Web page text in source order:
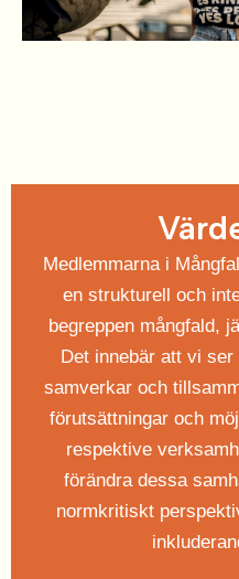
Medlemmarna i
en strukturell och
begreppen mångfald,
Det innebär att vi
samverkar och
förutsättningar och
respektive
förändra dessa
normkritiskt